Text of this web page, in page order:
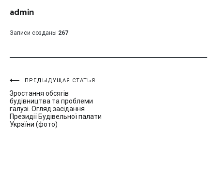
admin
Записи созданы 267
Навигация
по
записям
ПРЕДЫДУЩАЯ СТАТЬЯ
Зростання обсягів
будівництва та проблеми
галузі. Огляд засідання
Президії Будівельної палати
України (фото)